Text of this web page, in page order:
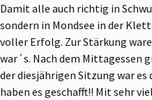
Damit alle auch richtig in
sondern in Mondsee in der
voller Erfolg. Zur Stärkung
war´s. Nach dem Mittagessen
der diesjährigen Sitzung war
haben es geschafft!! Mit sehr